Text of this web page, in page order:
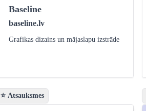
Baseline
baseline.lv
Grafikas dizains un mājaslapu izstrāde
⭐ Atsauksmes